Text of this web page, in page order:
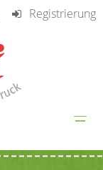
Registrierung